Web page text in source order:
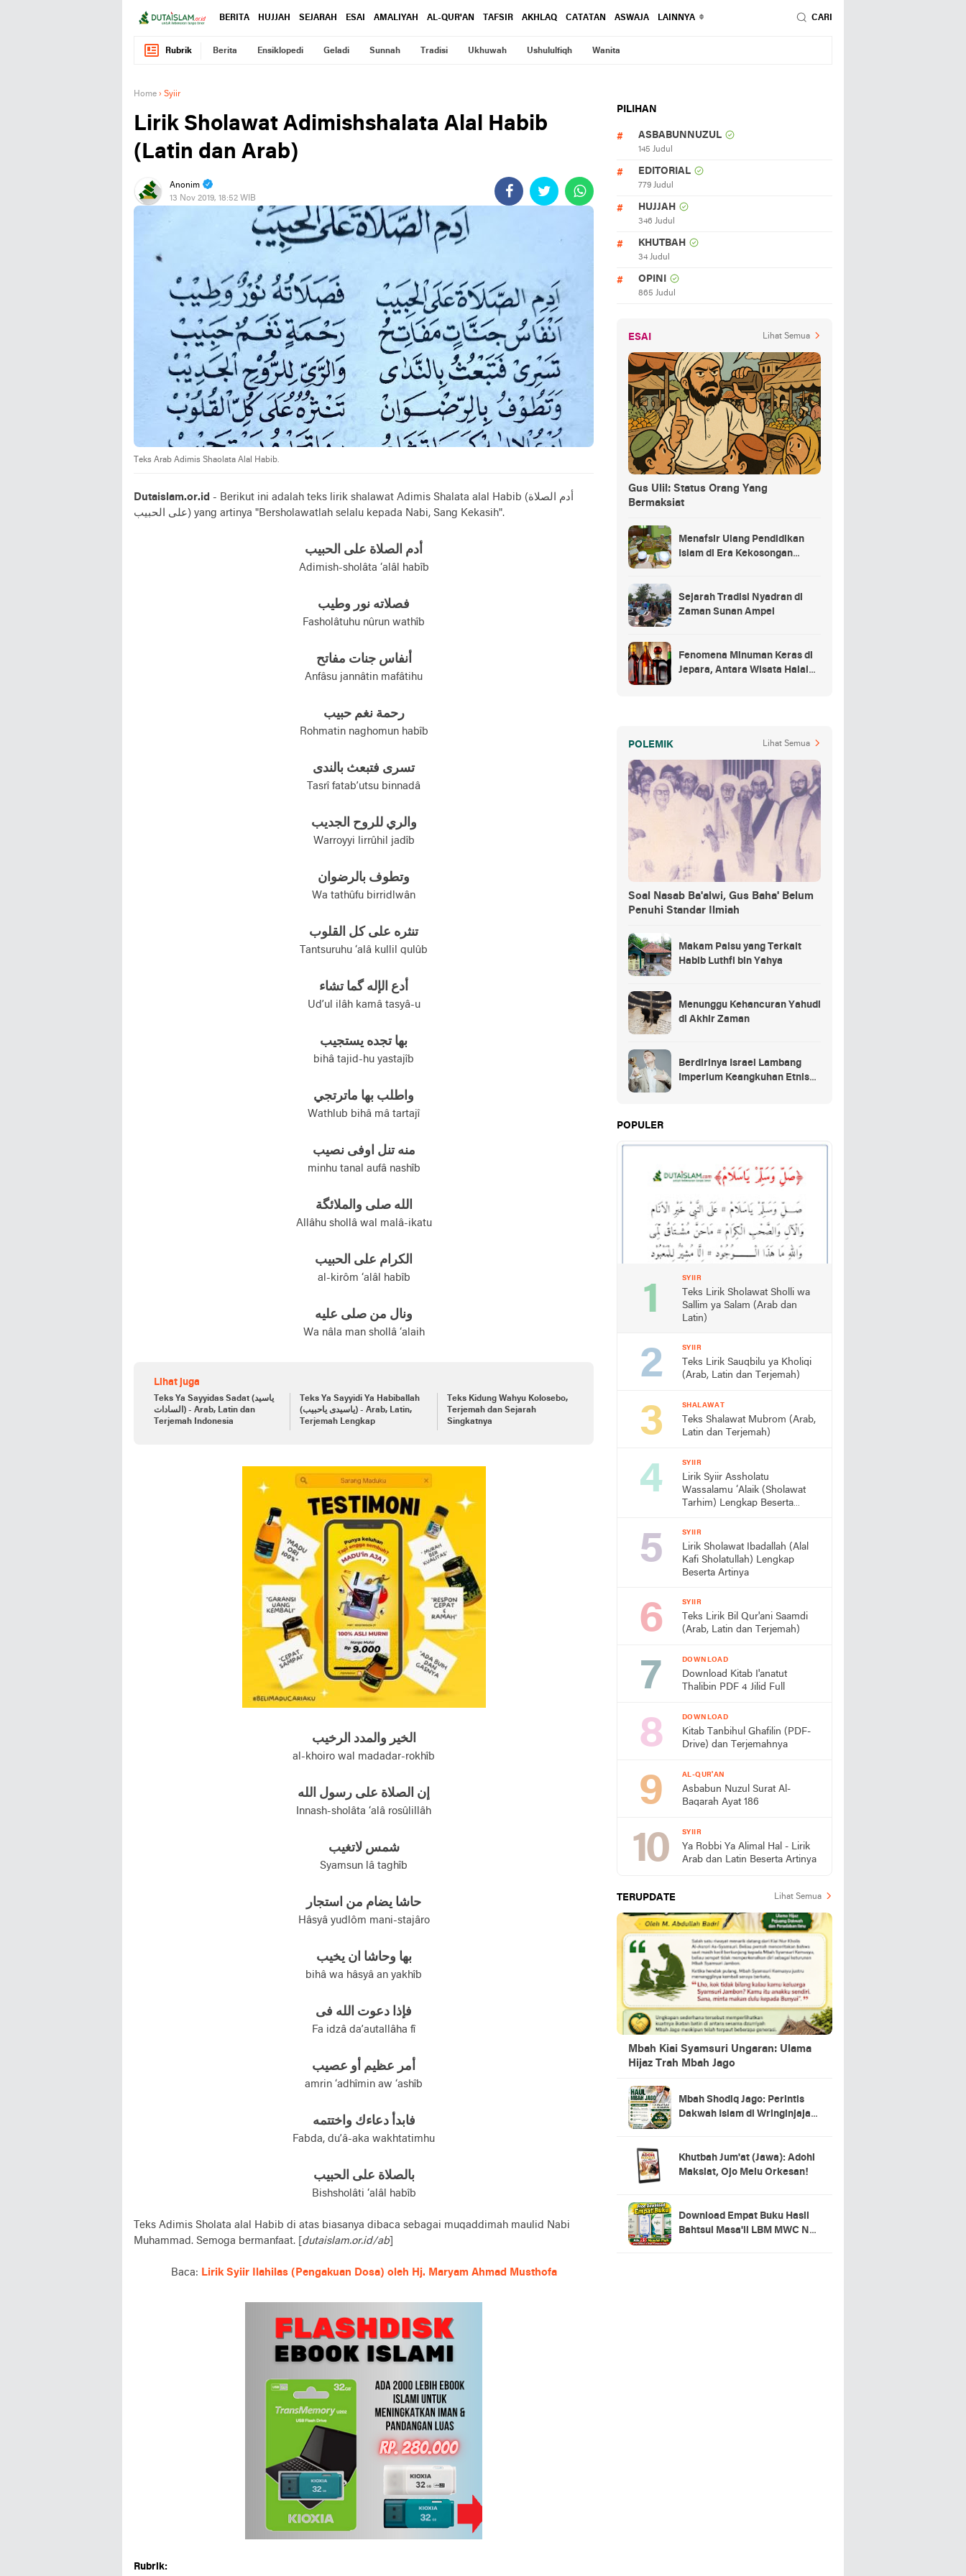
BERITA HUJJAH SEJARAH ESAI AMALIYAH AL-QUR'AN TAFSIR AKHLAQ CATATAN ASWAJA LAINNYA CARI
Rubrik Berita Ensiklopedi Geladi Sunnah Tradisi Ukhuwah Ushululfiqh Wanita
Home › Syiir
Lirik Sholawat Adimishshalata Alal Habib
(Latin dan Arab)
Anonim
13 Nov 2019, 18:52 WIB
Teks Arab Adimis Shaolata Alal Habib.
Dutaislam.or.id - Berikut ini adalah teks lirik shalawat Adimis Shalata alal Habib (أدم الصلاة
علی الحبيب) yang artinya "Bersholawatlah selalu kepada Nabi, Sang Kekasih".
أدم الصلاة علی الحبيب
Adimish-sholâta ‘alâl habîb
فصلاته نور وطيب
Fasholâtuhu nûrun wathîb
أنفاس جنات مفاتح
Anfâsu jannâtin mafâtihu
رحمة نغم حبيب
Rohmatin naghomun habîb
تسری فتبعث بالندی
Tasrî fatab’utsu binnadâ
والري للروح الجديب
Warroyyi lirrûhil jadîb
وتطوف بالرضوان
Wa tathûfu birridlwân
تنثره علی کل القلوب
Tantsuruhu ‘alâ kullil qulûb
أدع الإله گما تشاء
Ud’ul ilâh kamâ tasyâ-u
بها تجده يستجيب
bihâ tajid-hu yastajîb
واطلب بها ماترتجي
Wathlub bihâ mâ tartajî
منه تنل اوفی نصيب
minhu tanal aufâ nashîb
الله صلی والملائگة
Allâhu shollâ wal malâ-ikatu
الکرام علی الحبيب
al-kirôm ‘alâl habîb
ونال من صلی عليه
Wa nâla man shollâ ‘alaih
Lihat juga
Teks Ya Sayyidas Sadat (ياسيد
السادات) - Arab, Latin dan
Terjemah Indonesia
Teks Ya Sayyidi Ya Habiballah
(ياسيدی ياحبيب) - Arab, Latin,
Terjemah Lengkap
Teks Kidung Wahyu Kolosebo,
Terjemah dan Sejarah
Singkatnya
الخير والمدد الرخيب
al-khoiro wal madadar-rokhîb
إن الصلاة علی رسول الله
Innash-sholâta ‘alâ rosûlillâh
شمس لاتغيب
Syamsun lâ taghîb
حاشا يضام من استجار
Hâsyâ yudlôm mani-stajâro
بها وحاشا ان يخيب
bihâ wa hâsyâ an yakhîb
فإذا دعوت الله فی
Fa idzâ da’autallâha fî
أمر عظيم أو عصيب
amrin ‘adhîmin aw ‘ashîb
فابدأ دعاءك واختتمه
Fabda, du’â-aka wakhtatimhu
بالصلاة علی الحبيب
Bishsholâti ‘alâl habîb
Teks Adimis Sholata alal Habib di atas biasanya dibaca sebagai muqaddimah maulid Nabi
Muhammad. Semoga bermanfaat. [ dutaislam.or.id/ab]
Baca: Lirik Syiir Ilahilas (Pengakuan Dosa) oleh Hj. Maryam Ahmad Musthofa
Rubrik:
PILIHAN
ASBABUNNUZUL
145 Judul
EDITORIAL
779 Judul
HUJJAH
346 Judul
KHUTBAH
34 Judul
OPINI
865 Judul
ESAI Lihat Semua
Gus Ulil: Status Orang Yang
Bermaksiat
Menafsir Ulang Pendidikan
Islam di Era Kekosongan
Sejarah Tradisi Nyadran di
Zaman Sunan Ampel
Fenomena Minuman Keras di
Jepara, Antara Wisata Halal
POLEMIK Lihat Semua
Soal Nasab Ba'alwi, Gus Baha' Belum
Penuhi Standar Ilmiah
Makam Palsu yang Terkait
Habib Luthfi bin Yahya
Menunggu Kehancuran Yahudi
di Akhir Zaman
Berdirinya Israel Lambang
Imperium Keangkuhan Etnis
POPULER
SYIIR
Teks Lirik Sholawat Sholli wa
Sallim ya Salam (Arab dan
Latin)
SYIIR
Teks Lirik Sauqbilu ya Kholiqi
(Arab, Latin dan Terjemah)
SHALAWAT
Teks Shalawat Mubrom (Arab,
Latin dan Terjemah)
SYIIR
Lirik Syiir Assholatu
Wassalamu ‘Alaik (Sholawat
Tarhim) Lengkap Beserta
SYIIR
Lirik Sholawat Ibadallah (Alal
Kafi Sholatullah) Lengkap
Beserta Artinya
SYIIR
Teks Lirik Bil Qur'ani Saamdi
(Arab, Latin dan Terjemah)
DOWNLOAD
Download Kitab I'anatut
Thalibin PDF 4 Jilid Full
DOWNLOAD
Kitab Tanbihul Ghafilin (PDF-
Drive) dan Terjemahnya
AL-QUR'AN
Asbabun Nuzul Surat Al-
Baqarah Ayat 186
SYIIR
Ya Robbi Ya Alimal Hal - Lirik
Arab dan Latin Beserta Artinya
TERUPDATE Lihat Semua
Mbah Kiai Syamsuri Ungaran: Ulama
Hijaz Trah Mbah Jago
Mbah Shodiq Jago: Perintis
Dakwah Islam di Wringinjajar,
Khutbah Jum'at (Jawa): Adohi
Maksiat, Ojo Melu Orkesan!
Download Empat Buku Hasil
Bahtsul Masa'il LBM MWC NU